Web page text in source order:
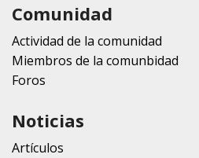
Comunidad
Actividad de la comunidad
Miembros de la comunbidad
Foros
Noticias
Artículos